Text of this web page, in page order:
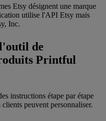
Etsy désignent une marque
utilise l'API Etsy mais
Inc.
de
Printful
instructions étape par étape
peuvent personnaliser.